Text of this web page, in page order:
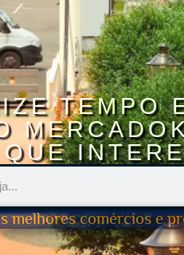
TEMPO
melhores comércios e